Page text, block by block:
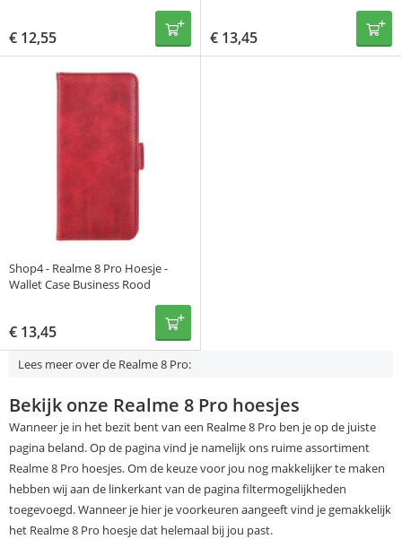
€ 12,55 € 13,45
Shop4 - Realme 8 Pro Hoesje -
Wallet Case Business Rood
€ 13,45
Lees meer over de Realme 8 Pro:
Bekijk onze Realme 8 Pro hoesjes
Wanneer je in het bezit bent van een Realme 8 Pro ben je op de juiste
pagina beland. Op de pagina vind je namelijk ons ruime assortiment
Realme 8 Pro hoesjes. Om de keuze voor jou nog makkelijker te maken
hebben wij aan de linkerkant van de pagina filtermogelijkheden
toegevoegd. Wanneer je hier je voorkeuren aangeeft vind je gemakkelijk
het Realme 8 Pro hoesje dat helemaal bij jou past.